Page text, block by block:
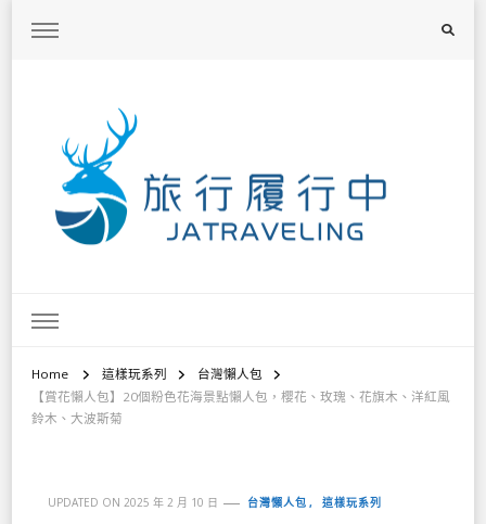
Home 這樣玩系列
台灣懶人包
【賞花懶人包】20個粉色花海景點懶人包，櫻花、玫瑰、花旗木、洋紅風
鈴木、大波斯菊
UPDATED ON 2025 年 2 月 10 日 台灣懶人包 這樣玩系列